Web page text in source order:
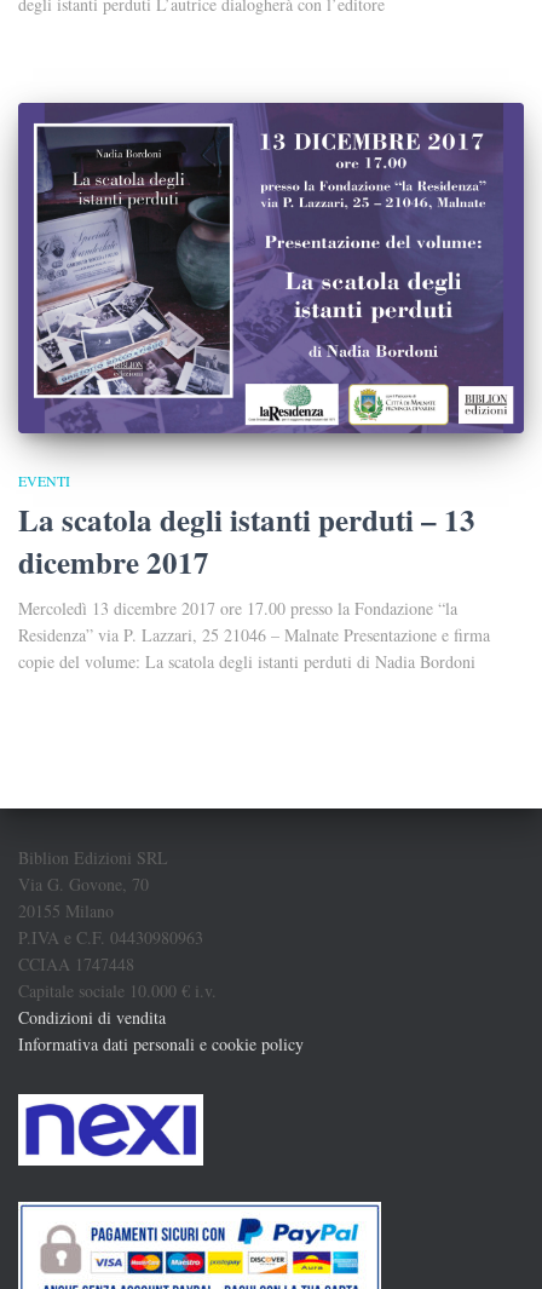
EVENTI
La scatola degli istanti perduti – 13
dicembre 2017
Mercoledì 13 dicembre 2017 ore 17.00 presso la Fondazione “la
Residenza” via P. Lazzari, 25 21046 – Malnate Presentazione e firma
copie del volume: La scatola degli istanti perduti di Nadia Bordoni
Biblion Edizioni SRL
Via G. Govone, 70
20155 Milano
P.IVA e C.F. 04430980963
CCIAA 1747448
Capitale sociale 10.000 € i.v.
Condizioni di vendita
Informativa dati personali e cookie policy